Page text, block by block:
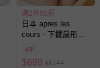
滿2件95折
日本 apres les
cours - 下擺扇形愛
心口袋俏麗短褲-素
6折
$689 $1144